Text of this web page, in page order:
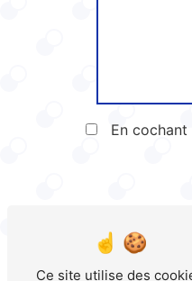
En
** Les
ses sous-
Ce site utilise des